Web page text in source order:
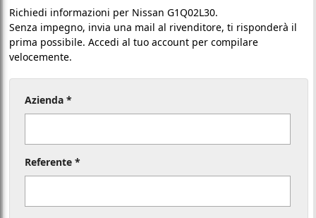
Richiedi informazioni per Nissan G1Q02L30.
Senza impegno, invia una mail al rivenditore, ti risponderà il
prima possibile. Accedi al tuo account per compilare
velocemente.
Azienda *
Referente *